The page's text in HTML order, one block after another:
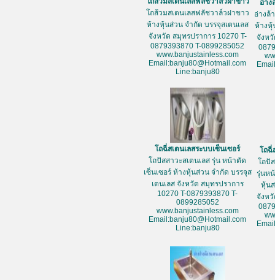
โถส้วมสเตนเลสฟลัชวาล์วฝาขาว
ห้างหุ้นส่วน จำกัด บรรจุสเตนเลส
จังหวัด สมุทรปราการ 10270 T-
0879393870 T-0899285052
www.banjustainless.com
Email:banju80@Hotmail.com
Line:banju80
อ่าง
อ่างล้
ห้างหุ้
จังห
โถฉี่สเตนเลสระบบเซ็นเซอร์
โถปัสสาวะสเตนเลส รุ่น หน้าตัด
เซ็นเซอร์ ห้างหุ้นส่วน จำกัด บรรจุส
เตนเลส จังหวัด สมุทรปราการ
10270 T-0879393870 T-
0899285052
www.banjustainless.com
Email:banju80@Hotmail.com
Line:banju80
โถฉี่
โถปั
รุ่นห
หุ้น
จังห